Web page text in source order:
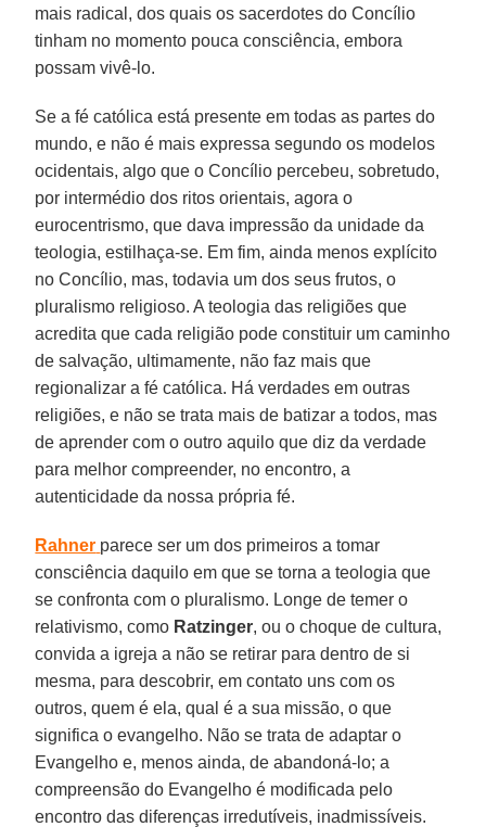
mais radical, dos quais os sacerdotes do Concílio
tinham no momento pouca consciência, embora
possam vivê-lo.
Se a fé católica está presente em todas as partes do
mundo, e não é mais expressa segundo os modelos
ocidentais, algo que o Concílio percebeu, sobretudo,
por intermédio dos ritos orientais, agora o
eurocentrismo, que dava impressão da unidade da
teologia, estilhaça-se. Em fim, ainda menos explícito
no Concílio, mas, todavia um dos seus frutos, o
pluralismo religioso. A teologia das religiões que
acredita que cada religião pode constituir um caminho
de salvação, ultimamente, não faz mais que
regionalizar a fé católica. Há verdades em outras
religiões, e não se trata mais de batizar a todos, mas
de aprender com o outro aquilo que diz da verdade
para melhor compreender, no encontro, a
autenticidade da nossa própria fé.
Rahner parece ser um dos primeiros a tomar
consciência daquilo em que se torna a teologia que
se confronta com o pluralismo. Longe de temer o
relativismo, como Ratzinger, ou o choque de cultura,
convida a igreja a não se retirar para dentro de si
mesma, para descobrir, em contato uns com os
outros, quem é ela, qual é a sua missão, o que
significa o evangelho. Não se trata de adaptar o
Evangelho e, menos ainda, de abandoná-lo; a
compreensão do Evangelho é modificada pelo
encontro das diferenças irredutíveis, inadmissíveis.